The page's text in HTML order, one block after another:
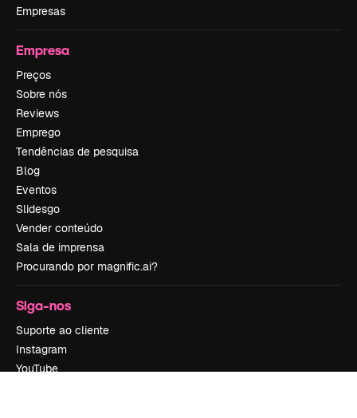
Empresas
Empresa
Preços
Sobre nós
Reviews
Emprego
Tendências de pesquisa
Blog
Eventos
Slidesgo
Vender conteúdo
Sala de imprensa
Procurando por magnific.ai?
Siga-nos
Suporte ao cliente
Instagram
YouTube